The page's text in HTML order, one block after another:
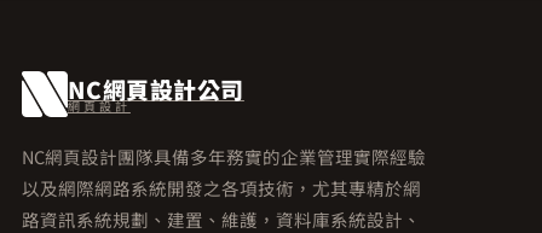
NC網頁設計公司
網頁設計
NC網頁設計團隊具備多年務實的企業管理實際經驗
以及網際網路系統開發之各項技術，尤其專精於網
路資訊系統規劃、建置、維護，資料庫系統設計、